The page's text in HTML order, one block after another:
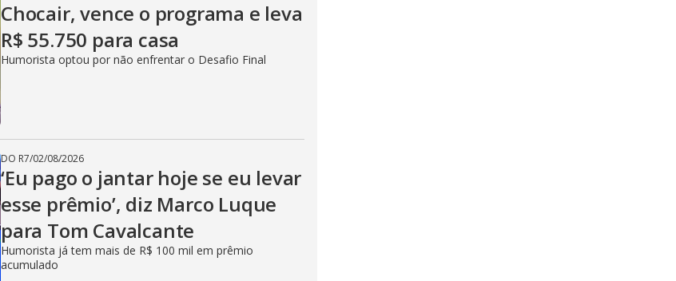
Chocair, vence o programa e leva
R$ 55.750 para casa
Humorista optou por não enfrentar o Desafio Final
DO R7/02/08/2026
‘Eu pago o jantar hoje se eu levar
esse prêmio’, diz Marco Luque
para Tom Cavalcante
Humorista já tem mais de R$ 100 mil em prêmio
acumulado